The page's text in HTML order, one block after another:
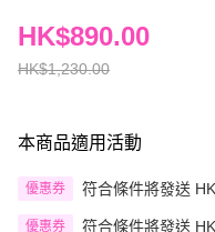
HK$1,230.00
HK$890.00
本商品適用活動
優惠券 符合條件將發送
優惠券 符合條件將發送